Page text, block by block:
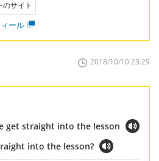
のサイト
ール
2018/10/10 23:29
get straight into the lesson
into the lesson?